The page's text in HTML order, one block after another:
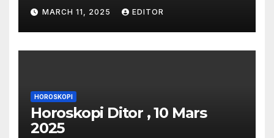
MARCH 11, 2025 EDITOR
HOROSKOPI
Horoskopi Ditor , 10 Mars
2025